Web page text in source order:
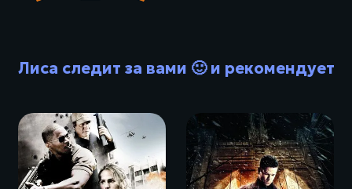
Лиса следит за вами 🙂 и рекомендует